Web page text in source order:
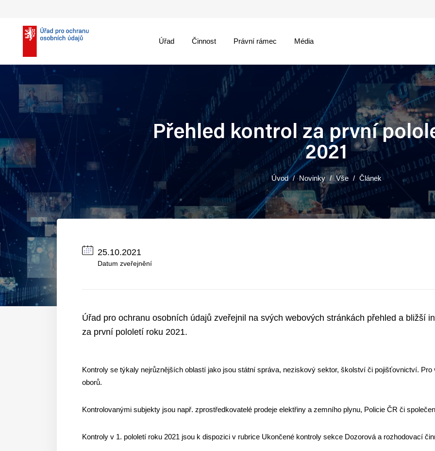
Úřad Činnost Právní rámec Média
Přehled kontrol za první
2021
Úvod Novinky Vše Článek
Datum zveřejnění
25.10.2021
Úřad pro ochranu osobních údajů zveřejnil na svých webových stránkách přehled a bližší
za první pololetí roku 2021.
Kontroly se týkaly nejrůznějších oblastí jako jsou státní správa, neziskový sektor, školství či pojišťovnictví. Pro
oborů.
Kontrolovanými subjekty jsou např. zprostředkovatelé prodeje elektřiny a zemního plynu, Policie ČR či
Kontroly v 1. pololetí roku 2021 jsou k dispozici v rubrice Ukončené kontroly sekce Dozorová a rozhodovací